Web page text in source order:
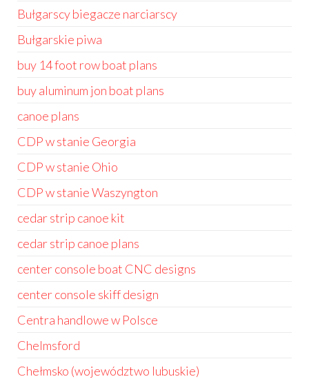
Bułgarscy biegacze narciarscy
Bułgarskie piwa
buy 14 foot row boat plans
buy aluminum jon boat plans
canoe plans
CDP w stanie Georgia
CDP w stanie Ohio
CDP w stanie Waszyngton
cedar strip canoe kit
cedar strip canoe plans
center console boat CNC designs
center console skiff design
Centra handlowe w Polsce
Chelmsford
Chełmsko (województwo lubuskie)